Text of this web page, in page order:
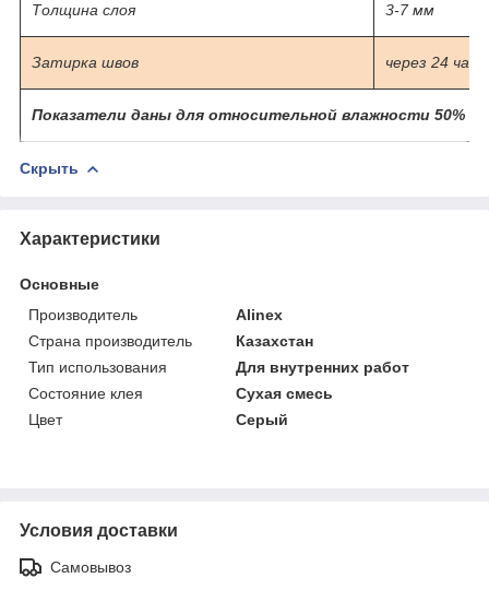
Толщина слоя 3-7 мм
Затирка швов через 24 часа
Показатели даны для относительной влажности 50%
Скрыть
Характеристики
Основные
Производитель
Alinex
Страна производитель
Казахстан
Тип использования
Для внутренних работ
Состояние клея
Сухая смесь
Цвет
Серый
Условия доставки
Самовывоз